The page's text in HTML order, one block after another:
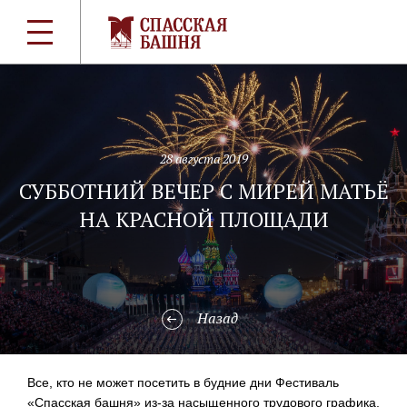
28 августа 2019
СУББОТНИЙ ВЕЧЕР С МИРЕЙ МАТЬЁ
НА КРАСНОЙ ПЛОЩАДИ
Назад
Все, кто не может посетить в будние дни Фестиваль
«Спасская башня» из-за насыщенного трудового графика,